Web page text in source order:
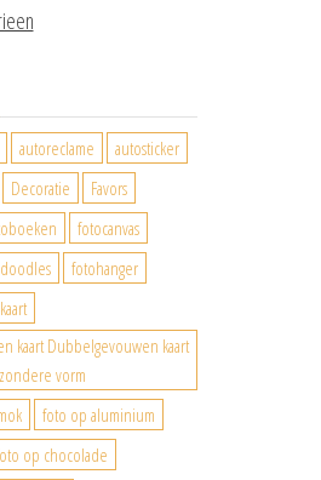
autoreclame
autosticker
Decoratie
Favors
fotocanvas
fotohanger
kaart Dubbelgevouwen kaart
vorm
foto op aluminium
op chocolade